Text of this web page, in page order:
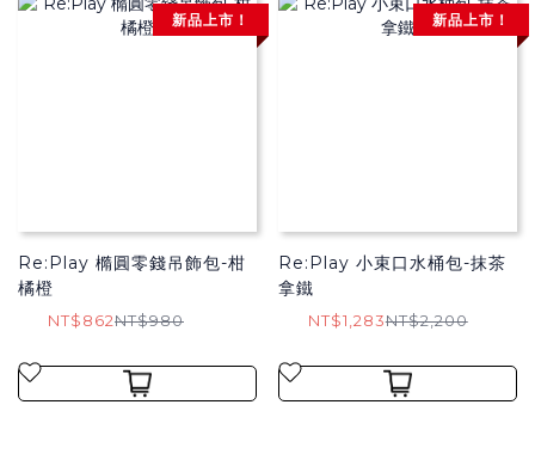
新品上市！
Re:Play 橢圓零錢吊飾包-柑
橘橙
NT$862NT$980
新品上市！
Re:Play 小束口水桶包-抹茶
拿鐵
NT$1,283NT$2,200